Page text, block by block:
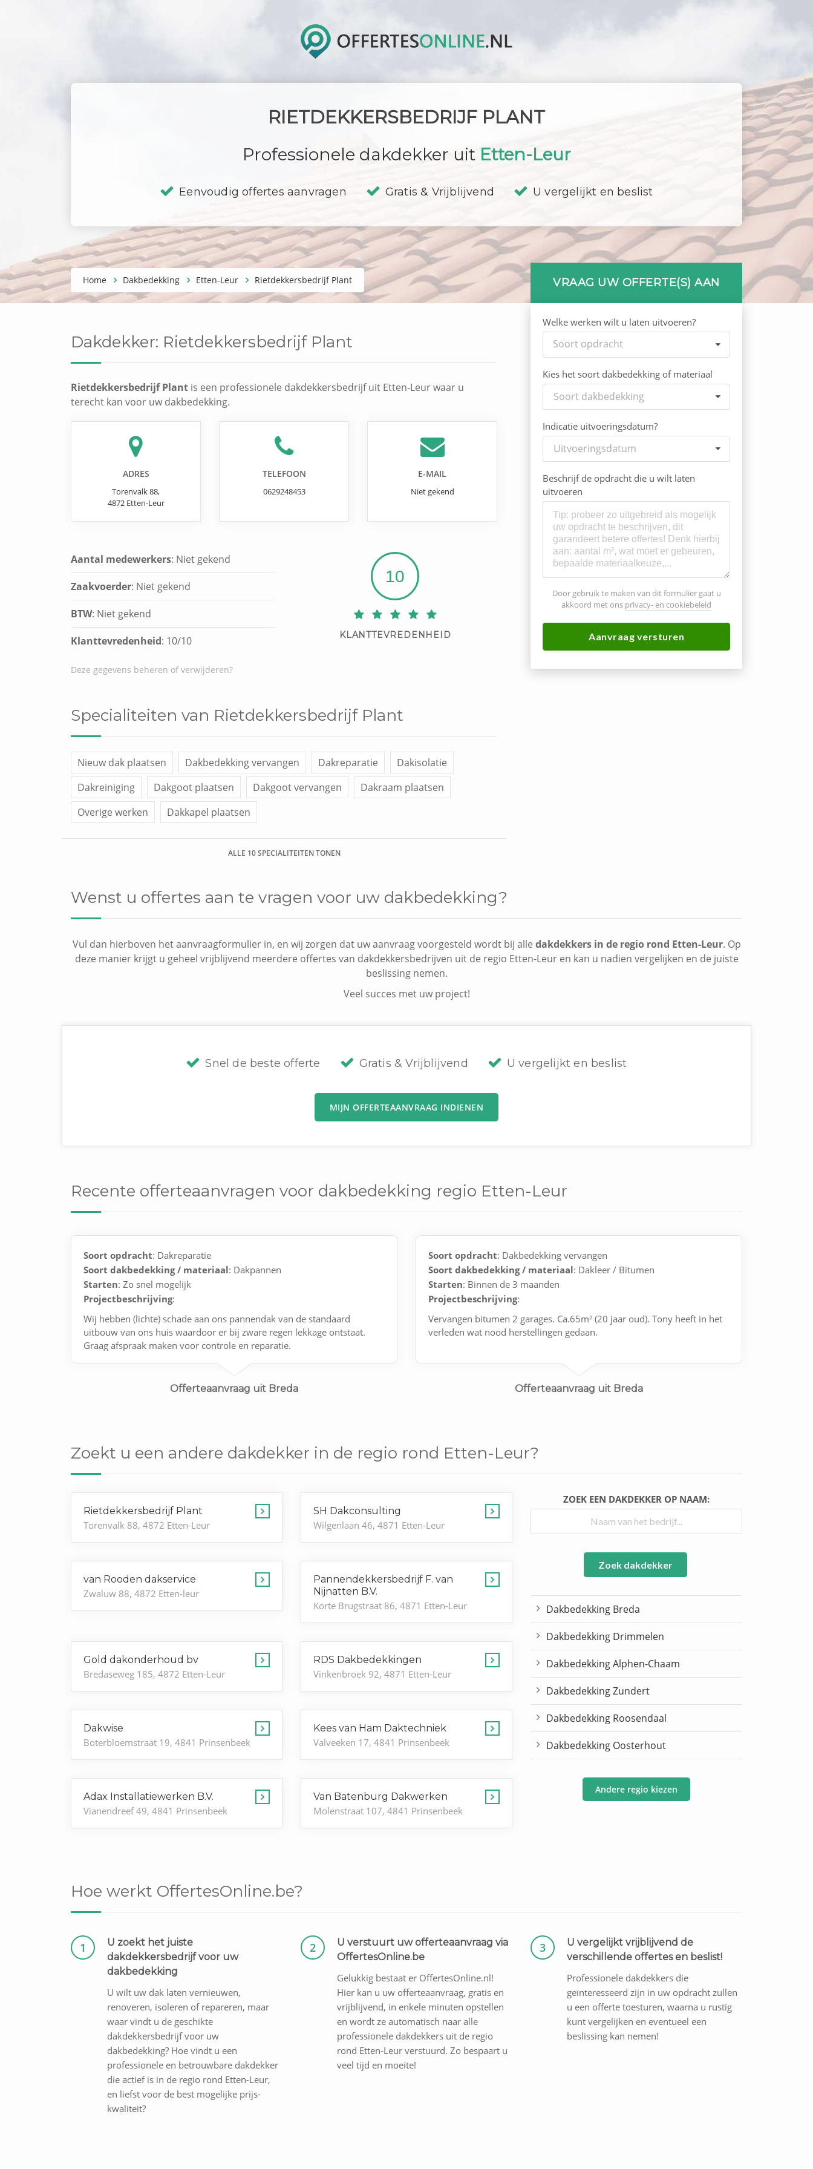
RIETDEKKERSBEDRIJF PLANT
Professionele dakdekker uit Etten-Leur
Eenvoudig offertes aanvragen Gratis & Vrijblijvend U vergelijkt en beslist
VRAAG UW OFFERTE(S) AAN
Home Dakbedekking Etten-Leur Rietdekkersbedrijf Plant
Welke werken wilt u laten uitvoeren?
Soort opdracht
Kies het soort dakbedekking of materiaal
Soort dakbedekking
Indicatie uitvoeringsdatum?
Uitvoeringsdatum
Beschrijf de opdracht die u wilt laten
uitvoeren
Door gebruik te maken van dit formulier gaat u
akkoord met ons privacy- en cookiebeleid
Aanvraag versturen
Dakdekker: Rietdekkersbedrijf Plant
Rietdekkersbedrijf Plant is een professionele dakdekkersbedrijf uit Etten-Leur waar u
terecht kan voor uw dakbedekking.
ADRES
Torenvalk 88,
4872 Etten-Leur
TELEFOON
0629248453
E-MAIL
Niet gekend
Aantal medewerkers: Niet gekend
Zaakvoerder: Niet gekend
BTW: Niet gekend
Klanttevredenheid: 10/10
10
KLANTTEVREDENHEID
Deze gegevens beheren of verwijderen?
Specialiteiten van Rietdekkersbedrijf Plant
Nieuw dak plaatsen Dakbedekking vervangen Dakreparatie
Dakisolatie
Dakreiniging
Dakgoot plaatsen Dakgoot vervangen
Dakraam plaatsen
Overige werken
Dakkapel plaatsen
ALLE 10 SPECIALITEITEN TONEN
Wenst u offertes aan te vragen voor uw dakbedekking?
Vul dan hierboven het aanvraagformulier in, en wij zorgen dat uw aanvraag voorgesteld wordt bij alle dakdekkers in de regio rond Etten-Leur. Op
deze manier krijgt u geheel vrijblijvend meerdere offertes van dakdekkersbedrijven uit de regio Etten-Leur en kan u nadien vergelijken en de juiste
beslissing nemen.
Veel succes met uw project!
Snel de beste offerte Gratis & Vrijblijvend U vergelijkt en beslist
MIJN OFFERTEAANVRAAG INDIENEN
Recente offerteaanvragen voor dakbedekking regio Etten-Leur
Soort opdracht: Dakreparatie
Soort dakbedekking / materiaal: Dakpannen
Starten: Zo snel mogelijk
Projectbeschrijving:
Wij hebben (lichte) schade aan ons pannendak van de standaard
uitbouw van ons huis waardoor er bij zware regen lekkage ontstaat.
Graag afspraak maken voor controle en reparatie.
Offerteaanvraag uit Breda
Soort opdracht: Dakbedekking vervangen
Soort dakbedekking / materiaal: Dakleer / Bitumen
Starten: Binnen de 3 maanden
Projectbeschrijving:
Vervangen bitumen 2 garages. Ca.65m² (20 jaar oud). Tony heeft in het
verleden wat nood herstellingen gedaan.
Offerteaanvraag uit Breda
Zoekt u een andere dakdekker in de regio rond Etten-Leur?
Rietdekkersbedrijf Plant
Torenvalk 88, 4872 Etten-Leur
SH Dakconsulting
Wilgenlaan 46, 4871 Etten-Leur
van Rooden dakservice
Zwaluw 88, 4872 Etten-leur
Pannendekkersbedrijf F. van
Nijnatten B.V.
Korte Brugstraat 86, 4871 Etten-Leur
Gold dakonderhoud bv
Bredaseweg 185, 4872 Etten-Leur
RDS Dakbedekkingen
Vinkenbroek 92, 4871 Etten-Leur
Dakwise
Boterbloemstraat 19, 4841 Prinsenbeek
Kees van Ham Daktechniek
Valveeken 17, 4841 Prinsenbeek
Adax Installatiewerken B.V.
Vianendreef 49, 4841 Prinsenbeek
Van Batenburg Dakwerken
Molenstraat 107, 4841 Prinsenbeek
ZOEK EEN DAKDEKKER OP NAAM:
Zoek dakdekker
Dakbedekking Breda
Dakbedekking Drimmelen
Dakbedekking Alphen-Chaam
Dakbedekking Zundert
Dakbedekking Roosendaal
Dakbedekking Oosterhout
Andere regio kiezen
Hoe werkt OffertesOnline.be?
1
U zoekt het juiste
dakdekkersbedrijf voor uw
dakbedekking
U wilt uw dak laten vernieuwen,
renoveren, isoleren of repareren, maar
waar vindt u de geschikte
dakdekkersbedrijf voor uw
dakbedekking? Hoe vindt u een
professionele en betrouwbare dakdekker
die actief is in de regio rond Etten-Leur,
en liefst voor de best mogelijke prijs-
kwaliteit?
2
U verstuurt uw offerteaanvraag via
OffertesOnline.be
Gelukkig bestaat er OffertesOnline.nl!
Hier kan u uw offerteaanvraag, gratis en
vrijblijvend, in enkele minuten opstellen
en wordt ze automatisch naar alle
professionele dakdekkers uit de regio
rond Etten-Leur verstuurd. Zo bespaart u
veel tijd en moeite!
3
U vergelijkt vrijblijvend de
verschillende offertes en beslist!
Professionele dakdekkers die
geïnteresseerd zijn in uw opdracht zullen
u een offerte toesturen, waarna u rustig
kunt vergelijken en eventueel een
beslissing kan nemen!